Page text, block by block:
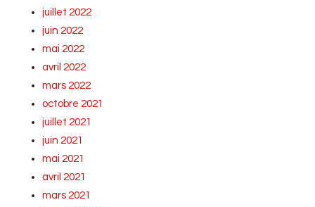
juillet 2022
juin 2022
mai 2022
avril 2022
mars 2022
octobre 2021
juillet 2021
juin 2021
mai 2021
avril 2021
mars 2021